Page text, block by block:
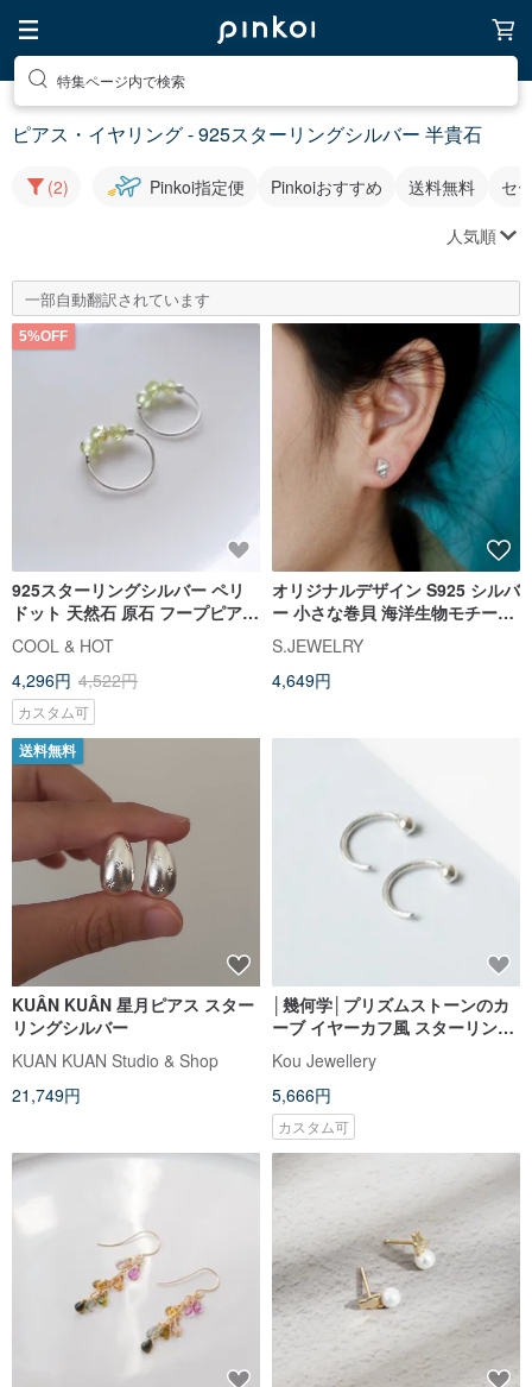
特集ページ内で検索
ピアス・イヤリング - 925スターリングシルバー 半貴石
(2) Pinkoi指定便 Pinkoiおすすめ 送料無料 セ
人気順
一部自動翻訳されています
5%OFF
925スターリングシルバー ペリ
ドット 天然石 原石 フープピアス
両耳セット 無料ギフト包装
COOL & HOT
4,296円 4,522円
カスタム可
オリジナルデザイン S925 シルバ
ー 小さな巻貝 海洋生物モチーフ
純銀ピアス
S.JEWELRY
4,649円
送料無料
KUÂN KUÂN 星月ピアス スター
リングシルバー
KUAN KUAN Studio & Shop
21,749円
│幾何学│プリズムストーンのカ
ーブ イヤーカフ風 スターリング
シルバーピアス - 純銀 オリジナ
ルデザイン
Kou Jewellery
5,666円
カスタム可